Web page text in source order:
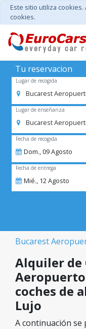
Este sitio utiliza
cookies.
Tu reservacion
Lugar de recogida
Bucarest
Lugar de enseñanza
Bucarest
Fecha de recogida
Dom.,09Agosto
Fecha de entrega
Mié., 12Agosto
Bucarest
Alquiler de
coches de
Lujo
A continuación